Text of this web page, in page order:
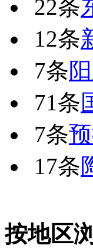
22条
12条
7条
71条
7条
17条
按地区